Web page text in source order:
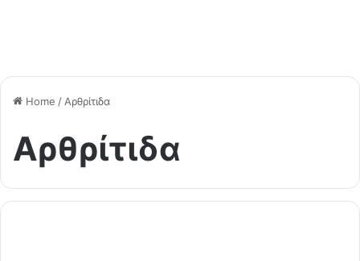
Home /Αρθρίτιδα
Αρθρίτιδα